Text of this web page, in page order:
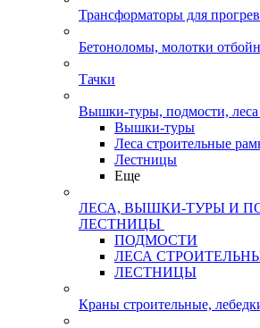
Трансформаторы для
Бетоноломы, молотки
Тачки
Вышки-туры, подмости, леса
Вышки-туры
Леса строительные
Лестницы
Еще
ЛЕСА, ВЫШКИ-ТУРЫ И
ЛЕСТНИЦЫ
ПОДМОСТИ
ЛЕСА
ЛЕСТНИЦЫ
Краны строительные,